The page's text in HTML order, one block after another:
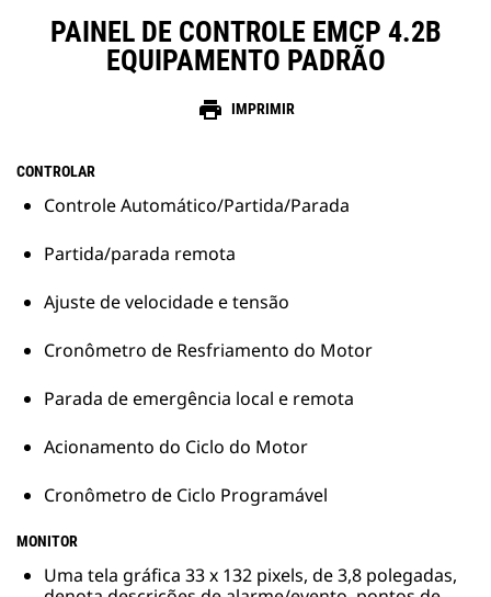
PAINEL DE CONTROLE EMCP 4.2B
EQUIPAMENTO PADRÃO
print IMPRIMIR
CONTROLAR
Controle Automático/Partida/Parada
Partida/parada remota
Ajuste de velocidade e tensão
Cronômetro de Resfriamento do Motor
Parada de emergência local e remota
Acionamento do Ciclo do Motor
Cronômetro de Ciclo Programável
MONITOR
Uma tela gráfica 33 x 132 pixels, de 3,8 polegadas,